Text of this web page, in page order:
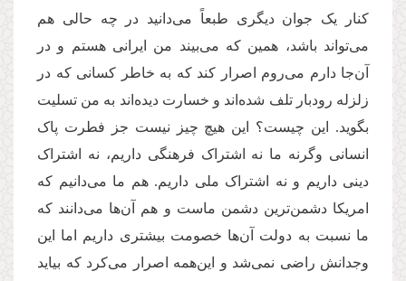
کنار یک جوان دیگری طبعاً می‌دانید در چه حالی هم
می‌تواند باشد، همین که می‌بیند من ایرانی هستم و در
آن‌جا دارم می‌روم اصرار کند که به خاطر کسانی که در
زلزله رودبار تلف شده‌اند و خسارت دیده‌اند به من تسلیت
بگوید. این چیست؟ این هیچ چیز نیست جز فطرت پاک
انسانی وگرنه ما نه اشتراک فرهنگی داریم، نه اشتراک
دینی داریم و نه اشتراک ملی داریم. هم ما می‌دانیم که
امریکا دشمن‌ترین دشمن ماست و هم آن‌ها می‌دانند که
ما نسبت به دولت آن‌ها خصومت بیشتری داریم اما این
وجدانش راضی نمی‌شد و این‌همه اصرار می‌کرد که بیاید